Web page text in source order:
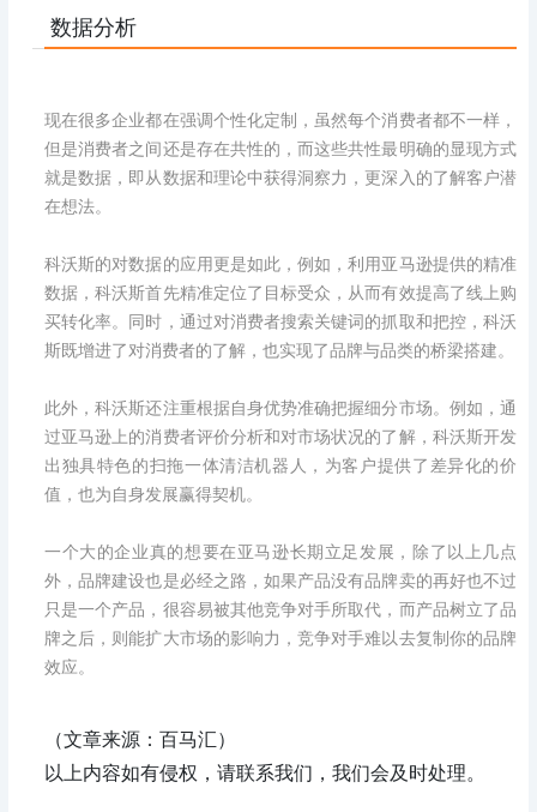
数据分析
现在很多企业都在强调个性化定制，虽然每个消费者都不一样，
但是消费者之间还是存在共性的，而这些共性最明确的显现方式
就是数据，即从数据和理论中获得洞察力，更深入的了解客户潜
在想法。
科沃斯的对数据的应用更是如此，例如，利用亚马逊提供的精准
数据，科沃斯首先精准定位了目标受众，从而有效提高了线上购
买转化率。同时，通过对消费者搜索关键词的抓取和把控，科沃
斯既增进了对消费者的了解，也实现了品牌与品类的桥梁搭建。
此外，科沃斯还注重根据自身优势准确把握细分市场。例如，通
过亚马逊上的消费者评价分析和对市场状况的了解，科沃斯开发
出独具特色的扫拖一体清洁机器人，为客户提供了差异化的价
值，也为自身发展赢得契机。
一个大的企业真的想要在亚马逊长期立足发展，除了以上几点
外，品牌建设也是必经之路，如果产品没有品牌卖的再好也不过
只是一个产品，很容易被其他竞争对手所取代，而产品树立了品
牌之后，则能扩大市场的影响力，竞争对手难以去复制你的品牌
效应。
（文章来源：百马汇）
以上内容如有侵权，请联系我们，我们会及时处理。